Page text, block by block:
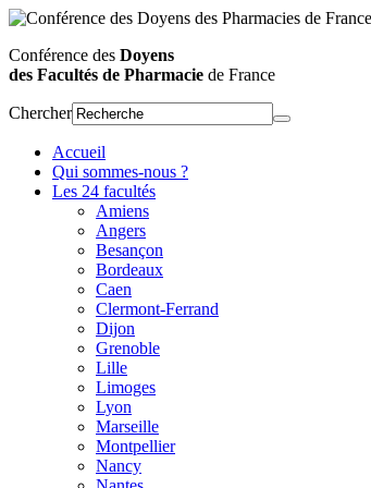
Conférence des Doyens
des Facultés de Pharmacie de France
Chercher
Accueil
Qui sommes-nous ?
Les 24 facultés
Amiens
Angers
Besançon
Bordeaux
Caen
Clermont-Ferrand
Dijon
Grenoble
Lille
Limoges
Lyon
Marseille
Montpellier
Nancy